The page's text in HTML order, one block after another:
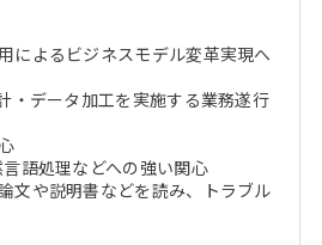
によるビジネスモデル変革実現へ
・データ加工を実施する業務遂行
語処理などへの強い関心
文や説明書などを読み、トラブル